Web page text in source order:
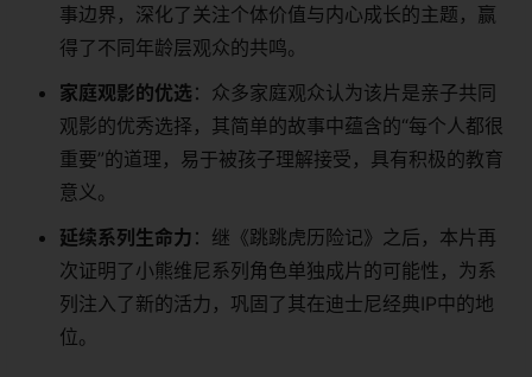
事边界，深化了关注个体价值与内心成长的主题，赢
得了不同年龄层观众的共鸣。
​家庭观影的优选​ ​：众多家庭观众认为该片是亲子共同
观影的优秀选择，其简单的故事中蕴含的“每个人都很
重要”的道理，易于被孩子理解接受，具有积极的教育
意义。
​延续系列生命力​ ​：继《跳跳虎历险记》之后，本片再
次证明了小熊维尼系列角色单独成片的可能性，为系
列注入了新的活力，巩固了其在迪士尼经典IP中的地
位。